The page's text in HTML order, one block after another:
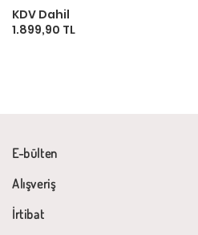
KDV Dahil
1.899,90 TL
E-bülten
Alışveriş
İrtibat